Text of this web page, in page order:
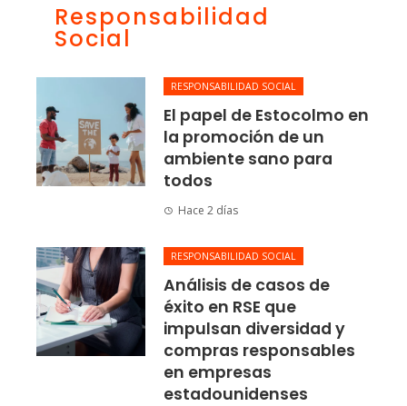
Responsabilidad
Social
RESPONSABILIDAD SOCIAL
El papel de Estocolmo en
la promoción de un
ambiente sano para
todos
Hace 2 días
RESPONSABILIDAD SOCIAL
Análisis de casos de
éxito en RSE que
impulsan diversidad y
compras responsables
en empresas
estadounidenses